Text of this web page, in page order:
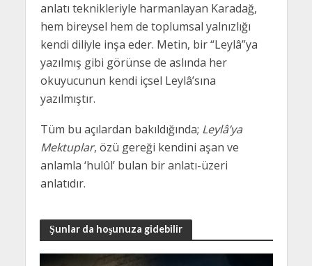
anlatı teknikleriyle harmanlayan Karadağ,
hem bireysel hem de toplumsal yalnızlığı
kendi diliyle inşa eder. Metin, bir “Leylâ”ya
yazılmış gibi görünse de aslında her
okuyucunun kendi içsel Leylâ’sına
yazılmıştır.
Tüm bu açılardan bakıldığında; Leylâ’ya
Mektuplar, özü gereği kendini aşan ve
anlamla ‘hulûl’ bulan bir anlatı-üzeri
anlatıdır.
Şunlar da hoşunuza gidebilir